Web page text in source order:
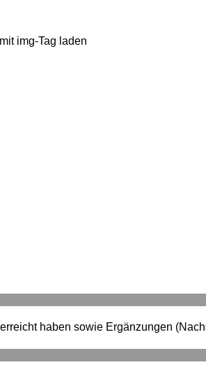
haben sowie Ergänzungen